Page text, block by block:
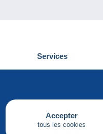
Accepter
tous les cookies
Services
Découvrir Delcampe